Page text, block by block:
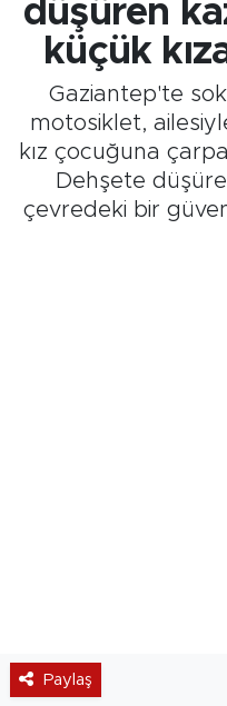
düşüren
küçük
Gaziantep'te
motosiklet,
kız çocuğuna
Dehşete
çevredeki bir
Paylaş
Son Dakika
Haber Arşivi